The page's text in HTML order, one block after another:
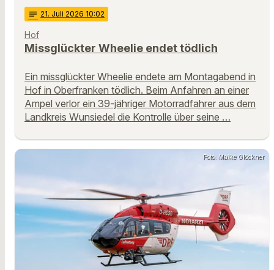
notes 21. Juli 2026 10:02
Hof
Missglückter Wheelie endet tödlich
Ein missglückter Wheelie endete am Montagabend in
Hof in Oberfranken tödlich. Beim Anfahren an einer
Ampel verlor ein 39-jähriger Motorradfahrer aus dem
Landkreis Wunsiedel die Kontrolle über seine …
Foto: Maike Glöckner